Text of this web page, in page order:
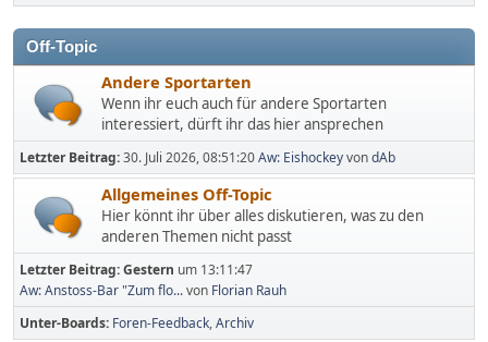
Off-Topic
Andere Sportarten
Wenn ihr euch auch für andere Sportarten
interessiert, dürft ihr das hier ansprechen
Letzter Beitrag:30. Juli 2026, 08:51:20Aw: EishockeyvondAb
Allgemeines Off-Topic
Hier könnt ihr über alles diskutieren, was zu den
anderen Themen nicht passt
Letzter Beitrag:Gestern um 13:11:47
Aw: Anstoss-Bar "Zum flo...von Florian Rauh
Unter-Boards Foren-Feedback Archiv